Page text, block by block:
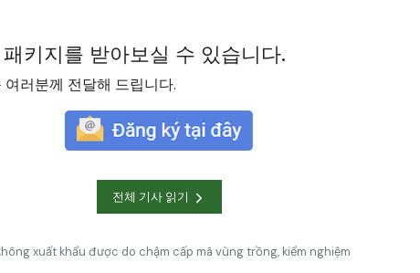
키지를 받아보실 수 있습니다.
러분께 전달해 드립니다.
전체 기사 읽기
xuất khẩu được do chậm cấp mã vùng trồng, kiểm nghiệm